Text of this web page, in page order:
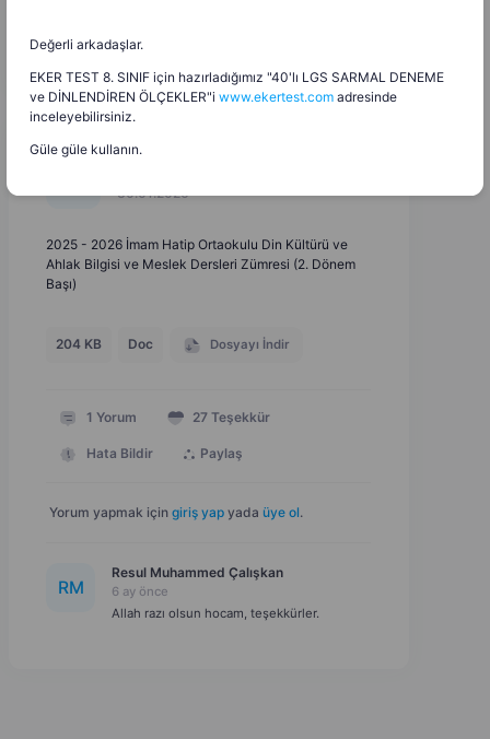
30.01.2026
2025 - 2026 İmam Hatip Ortaokulu Din Kültürü ve
Ahlak Bilgisi ve Meslek Dersleri Zümresi (2. Dönem
Başı)
204 KB Doc Dosyayı İndir
1 Yorum 27 Teşekkür
Hata Bildir Paylaş
Yorum yapmak için giriş yap yada üye ol.
RM
Resul Muhammed Çalışkan
6 ay önce
Allah razı olsun hocam, teşekkürler.
Değerli arkadaşlar.
EKER TEST 8. SINIF için hazırladığımız "40'lı LGS SARMAL DENEME
ve DİNLENDİREN ÖLÇEKLER"i www.ekertest.com adresinde
inceleyebilirsiniz.
Güle güle kullanın.